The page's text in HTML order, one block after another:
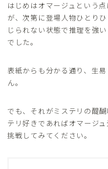
はじめはオマージュという
が、次第に登場人物ひとり
じられない状態で推理を強
でした。
表紙からも分かる通り、生
ん。
でも、それがミステリの醍
テリ好きであればオマージ
挑戦してみてください。